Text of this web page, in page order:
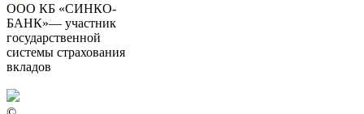
ООО КБ «СИНКО-
БАНК»— участник
государственной
системы страхования
вкладов